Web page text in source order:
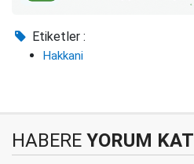
Etiketler :
Hakkani
HABERE YORUM KAT